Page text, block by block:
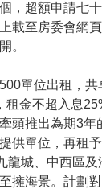
，超額申請七
載至房委會網
。
單位出租，
租金不超入息
頭推出為期3年
供單位，再租
龍城、中西區
擁海景。計劃